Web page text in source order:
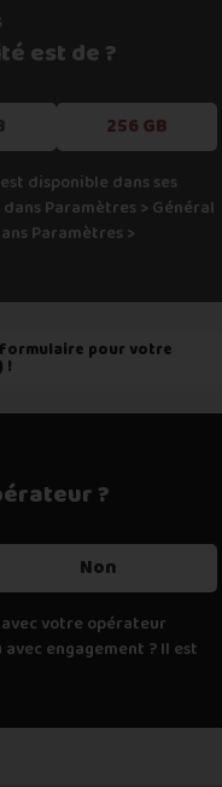
est de ?
256 GB
disponible dans ses
Paramètres > Général
Paramètres >
pour votre
!
?
Non
votre opérateur
engagement ? Il est
suivantes est vraie :
pas,